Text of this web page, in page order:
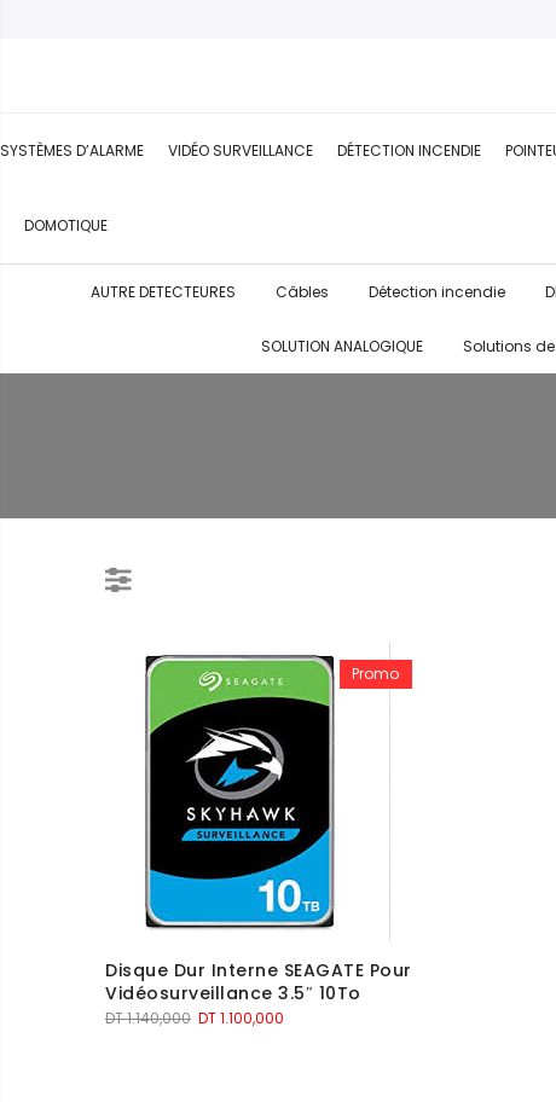
SYSTÈMES D’ALARME VIDÉO SURVEILLANCE DÉTECTION INCENDIE
DOMOTIQUE
AUTRE DETECTEURES Câbles Détection incendie
SOLUTION ANALOGIQUE Solutions
Promo
Disque Dur Interne SEAGATE Pour
Vidéosurveillance 3.5″ 10To
DT1.140,000 Le
DT1.100,000